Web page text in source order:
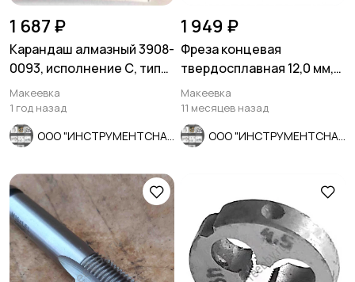
1 687 ₽
Карандаш алмазный 3908-
0093, исполнение С, тип
04, 2 карата.
Макеевка
1 год назад
1 949 ₽
Фреза концевая
твердосплавная 12,0 мм,
ц/х, монолит, ВК8, 5-пер,
50/25
Макеевка
11 месяцев назад